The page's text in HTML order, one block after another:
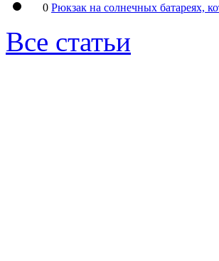
0 Рюкзак на солнечных батареях,
Все статьи